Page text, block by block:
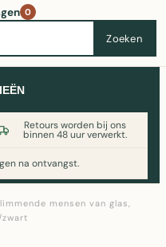
Zoeken
0
Retours worden bij ons
binnen 48 uur verwerkt.
na ontvangst.
alle prijzen op
mensen van glas,